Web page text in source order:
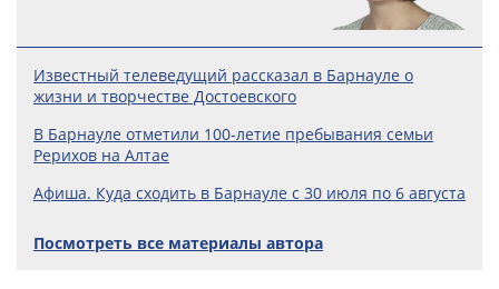
Известный телеведущий рассказал в Барнауле о
жизни и творчестве Достоевского
В Барнауле отметили 100‑летие пребывания семьи
Рерихов на Алтае
Афиша. Куда сходить в Барнауле с 30 июля по 6 августа
Посмотреть все материалы автора